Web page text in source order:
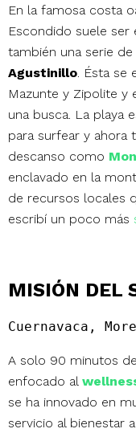
En la famosa costa
Escondido suele ser
también una serie
Agustinillo. Ésta se
Mazunte y Zipolite y
una busca. La playa
para surfear y
descanso como
enclavado en la
de recursos locales
escribí un poco más
MISIÓN DEL
Cuernavaca,
A solo 90 minutos
enfocado al
se ha innovado en
servicio al bienestar